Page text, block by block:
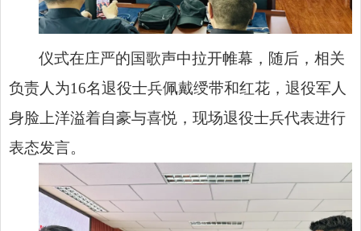
仪式在庄严的国歌声中拉开帷幕，随后，相关
负责人为16名退役士兵佩戴绶带和红花，退役军人
身脸上洋溢着自豪与喜悦，现场退役士兵代表进行
表态发言。